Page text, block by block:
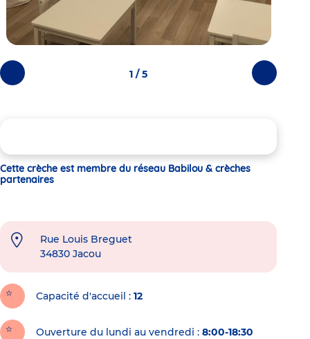
Photos
précédentes
Photos
suivantes
1 / 5
Cette crèche est membre du réseau Babilou & crèches
partenaires
Rue Louis Breguet
34830 Jacou
Capacité d'accueil 12
Ouverture du lundi au vendredi : 8:00-18:30